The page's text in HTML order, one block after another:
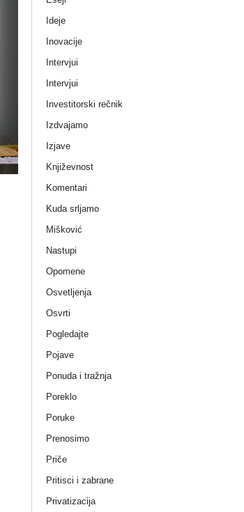
Ideje
Inovacije
Intervjui
Intervjui
Investitorski rečnik
Izdvajamo
Izjave
Književnost
Komentari
Kuda srljamo
Mišković
Nastupi
Opomene
Osvetljenja
Osvrti
Pogledajte
Pojave
Ponuda i tražnja
Poreklo
Poruke
Prenosimo
Priče
Pritisci i zabrane
Privatizacija